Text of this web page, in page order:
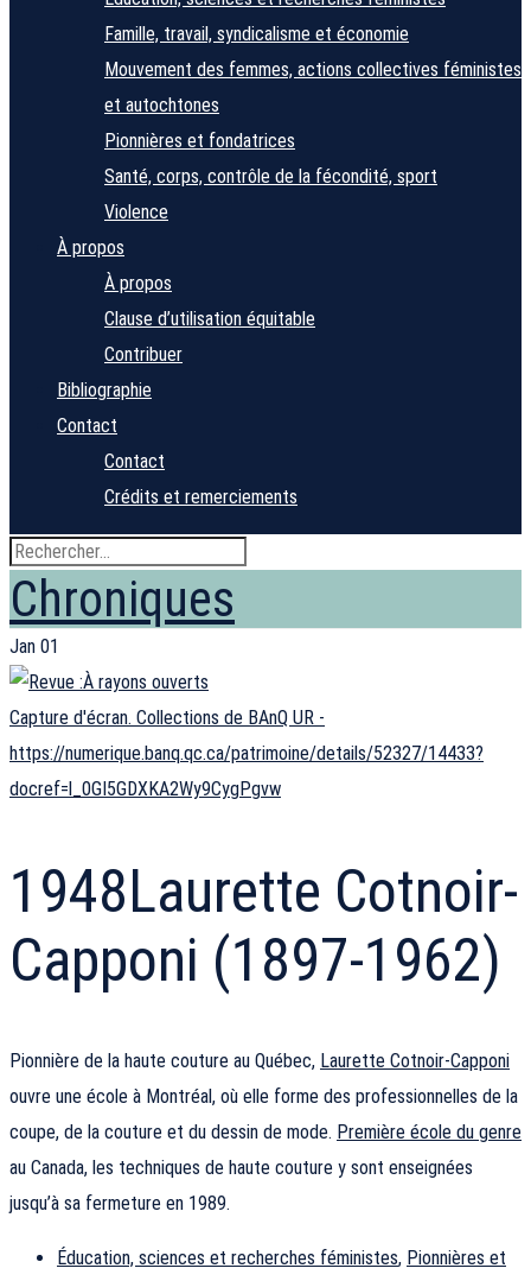
Famille, travail, syndicalisme et économie
Mouvement des femmes, actions collectives féministes
et autochtones
Pionnières et fondatrices
Santé, corps, contrôle de la fécondité, sport
Violence
À propos
À propos
Clause d’utilisation équitable
Contribuer
Bibliographie
Contact
Contact
Crédits et remerciements
Chroniques
Jan 01
Capture d'écran. Collections de BAnQ UR -
https://numerique.banq.qc.ca/patrimoine/details/52327/14433?
docref=l_0GI5GDXKA2Wy9CygPgvw
1948Laurette Cotnoir-
Capponi (1897-1962)
Pionnière de la haute couture au Québec, Laurette Cotnoir-Capponi
ouvre une école à Montréal, où elle forme des professionnelles de la
coupe, de la couture et du dessin de mode. Première école du genre
au Canada, les techniques de haute couture y sont enseignées
jusqu’à sa fermeture en 1989.
Éducation, sciences et recherches féministes, Pionnières et